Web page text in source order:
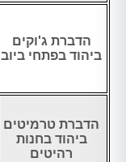
הדברת ג'וקים
ביהוד בפתחי ביוב
הדברת טרמיטים
ביהוד בחנות
רהיטים